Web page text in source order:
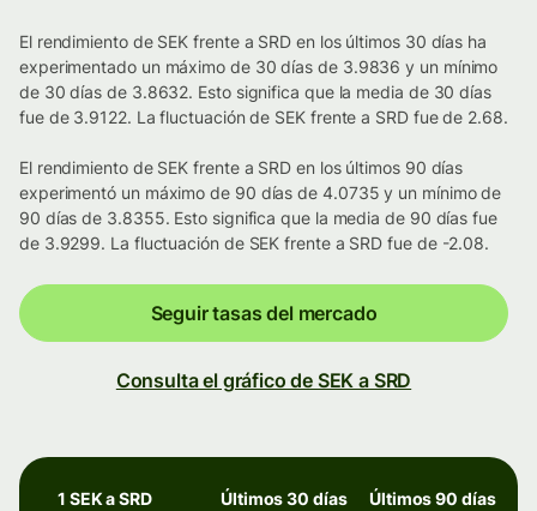
El rendimiento de SEK frente a SRD en los últimos 30 días ha
experimentado un máximo de 30 días de 3.9836 y un mínimo
de 30 días de 3.8632. Esto significa que la media de 30 días
fue de 3.9122. La fluctuación de SEK frente a SRD fue de 2.68.
El rendimiento de SEK frente a SRD en los últimos 90 días
experimentó un máximo de 90 días de 4.0735 y un mínimo de
90 días de 3.8355. Esto significa que la media de 90 días fue
de 3.9299. La fluctuación de SEK frente a SRD fue de -2.08.
Seguir tasas del mercado
Consulta el gráfico de SEK a SRD
1 SEK a SRD Últimos 30 días Últimos 90 días